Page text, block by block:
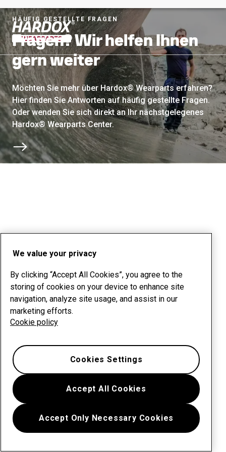
Zur Startseite
HÄUFIG GESTELLTE FRAGEN
Fragen? Wir helfen Ihnen
gern weiter
Möchten Sie mehr über Hardox® Wearparts erfahren?
Hier finden Sie Antworten auf häufig gestellte Fragen.
Oder wenden Sie sich direkt an Ihr nächstgelegenes
Hardox® Wearparts Center.
Zum nächsten Abschnitt scrollen
We value your privacy
By clicking “Accept All Cookies”, you agree to the
storing of cookies on your device to enhance site
navigation, analyze site usage, and assist in our
marketing efforts.
Cookie policy
Accept All Cookies
Accept Only Necessary Cookies
Cookies Settings